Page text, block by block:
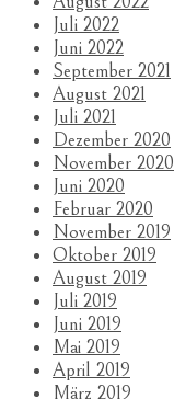
Juli 2022
Juni 2022
September 2021
August 2021
Juli 2021
Dezember 2020
November 2020
Juni 2020
Februar 2020
November 2019
Oktober 2019
August 2019
Juli 2019
Juni 2019
Mai 2019
April 2019
März 2019